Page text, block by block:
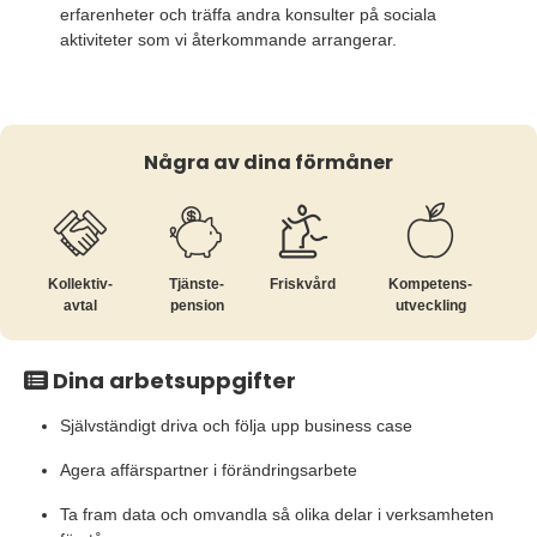
erfarenheter och träffa andra konsulter på sociala
aktiviteter som vi återkommande arrangerar.
Några av dina förmåner
Kollektiv­
avtal
Tjänste­
pension
Friskvård
Kompetens­
utveckling
Dina arbetsuppgifter
Självständigt driva och följa upp business case
Agera affärspartner i förändringsarbete
Ta fram data och omvandla så olika delar i verksamheten